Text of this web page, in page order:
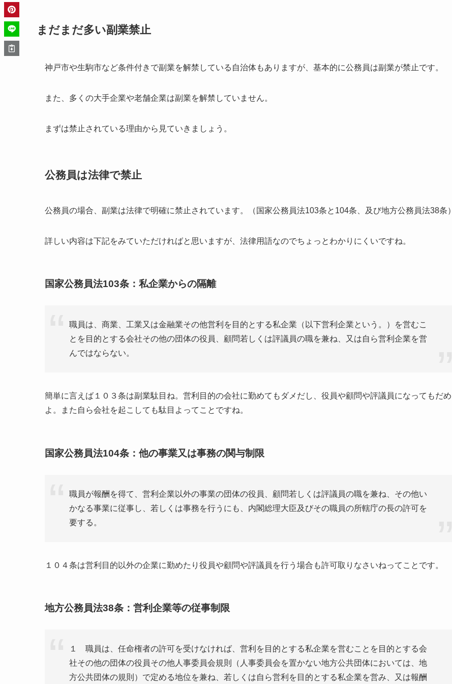
まだまだ多い副業禁止
神戸市や生駒市など条件付きで副業を解禁している自治体もありますが、基本的に公務員は副業が禁止です。
また、多くの大手企業や老舗企業は副業を解禁していません。
まずは禁止されている理由から見ていきましょう。
公務員は法律で禁止
公務員の場合、副業は法律で明確に禁止されています。（国家公務員法103条と104条、及び地方公務員法38条）
詳しい内容は下記をみていただければと思いますが、法律用語なのでちょっとわかりにくいですね。
国家公務員法103条：私企業からの隔離
職員は、商業、工業又は金融業その他営利を目的とする私企業（以下営利企業という。）を営むこ
とを目的とする会社その他の団体の役員、顧問若しくは評議員の職を兼ね、又は自ら営利企業を営
んではならない。
簡単に言えば１０３条は副業駄目ね。営利目的の会社に勤めてもダメだし、役員や顧問や評議員になってもだめ
よ。また自ら会社を起こしても駄目よってことですね。
国家公務員法104条：他の事業又は事務の関与制限
職員が報酬を得て、営利企業以外の事業の団体の役員、顧問若しくは評議員の職を兼ね、その他い
かなる事業に従事し、若しくは事務を行うにも、内閣総理大臣及びその職員の所轄庁の長の許可を
要する。
１０４条は営利目的以外の企業に勤めたり役員や顧問や評議員を行う場合も許可取りなさいねってことです。
地方公務員法38条：営利企業等の従事制限
１ 職員は、任命権者の許可を受けなければ、営利を目的とする私企業を営むことを目的とする会
社その他の団体の役員その他人事委員会規則（人事委員会を置かない地方公共団体においては、地
方公共団体の規則）で定める地位を兼ね、若しくは自ら営利を目的とする私企業を営み、又は報酬